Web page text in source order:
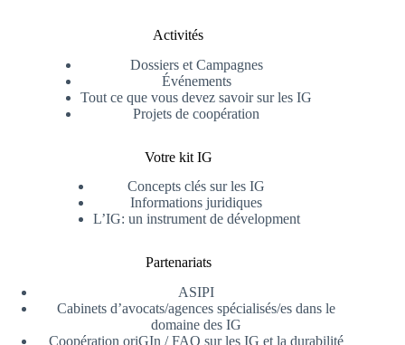
Activités
Dossiers et Campagnes
Événements
Tout ce que vous devez savoir sur les IG
Projets de coopération
Votre kit IG
Concepts clés sur les IG
Informations juridiques
L’IG: un instrument de dévelopment
Partenariats
ASIPI
Cabinets d’avocats/agences spécialisés/es dans le
domaine des IG
Coopération oriGIn / FAO sur les IG et la durabilité